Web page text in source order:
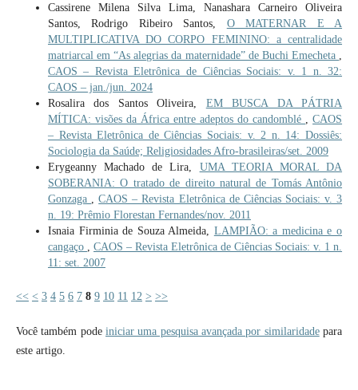
Cassirene Milena Silva Lima, Nanashara Carneiro Oliveira
Santos, Rodrigo Ribeiro Santos, O MATERNAR E A
MULTIPLICATIVA DO CORPO FEMININO: a centralidade
matriarcal em “As alegrias da maternidade” de Buchi Emecheta ,
CAOS – Revista Eletrônica de Ciências Sociais: v. 1 n. 32:
CAOS – jan./jun. 2024
Rosalira dos Santos Oliveira, EM BUSCA DA PÁTRIA
MÍTICA: visões da África entre adeptos do candomblé ,CAOS
– Revista Eletrônica de Ciências Sociais: v. 2 n. 14: Dossiês:
Sociologia da Saúde; Religiosidades Afro-brasileiras/set. 2009
Erygeanny Machado de Lira, UMA TEORIA MORAL DA
SOBERANIA: O tratado de direito natural de Tomás Antônio
Gonzaga ,CAOS – Revista Eletrônica de Ciências Sociais: v. 3
n. 19: Prêmio Florestan Fernandes/nov. 2011
Isnaia Firminia de Souza Almeida, LAMPIÃO: a medicina e o
cangaço , CAOS – Revista Eletrônica de Ciências Sociais: v. 1 n.
11: set. 2007
<< < 3 4 5 6 7 8 9 10 11 12 > >>
Você também pode iniciar uma pesquisa avançada por similaridadepara
este artigo.